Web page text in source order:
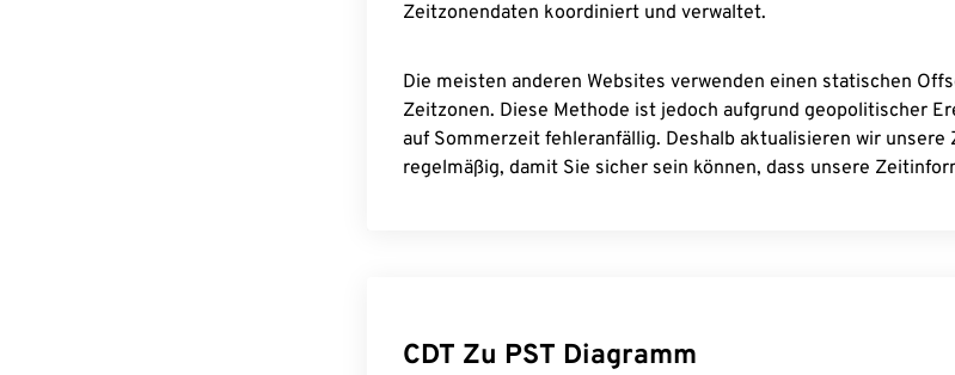
Zeitzonendaten koordiniert und verwaltet.
Die meisten anderen Websites verwenden einen statischen
Zeitzonen. Diese Methode ist jedoch aufgrund geopolitischer
auf Sommerzeit fehleranfällig. Deshalb aktualisieren wir unsere
regelmäßig, damit Sie sicher sein können, dass unsere
CDT Zu PST Diagramm